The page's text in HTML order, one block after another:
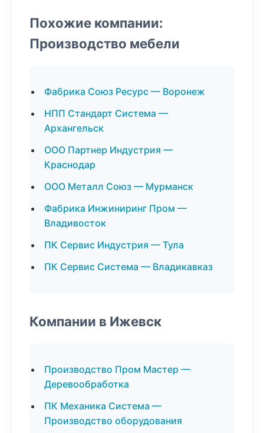
Похожие компании:
Производство мебели
Фабрика Союз Ресурс — Воронеж
НПП Стандарт Система —
Архангельск
ООО Партнер Индустрия —
Краснодар
ООО Металл Союз — Мурманск
Фабрика Инжиниринг Пром —
Владивосток
ПК Сервис Индустрия — Тула
ПК Сервис Система — Владикавказ
Компании в Ижевск
Производство Пром Мастер —
Деревообработка
ПК Механика Система —
Производство оборудования